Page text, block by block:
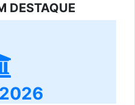
DESTAQUE